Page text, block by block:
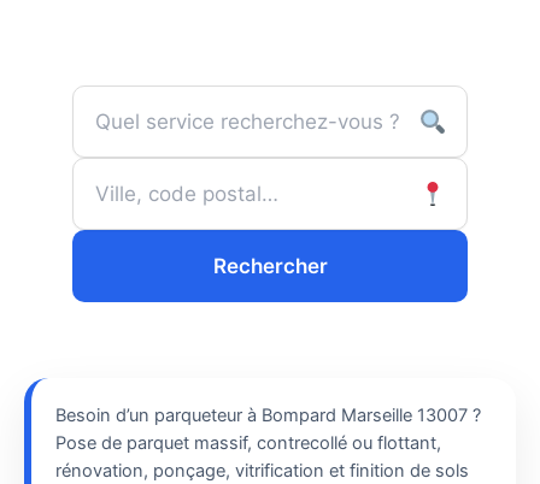
Rechercher
Besoin d’un parqueteur à Bompard Marseille 13007 ?
Pose de parquet massif, contrecollé ou flottant,
rénovation, ponçage, vitrification et finition de sols